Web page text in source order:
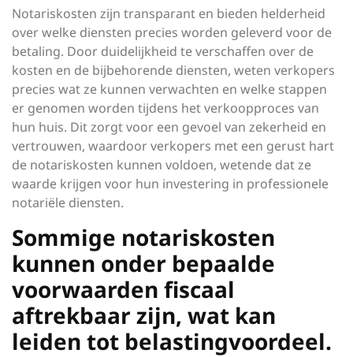
Notariskosten zijn transparant en bieden helderheid
over welke diensten precies worden geleverd voor de
betaling. Door duidelijkheid te verschaffen over de
kosten en de bijbehorende diensten, weten verkopers
precies wat ze kunnen verwachten en welke stappen
er genomen worden tijdens het verkoopproces van
hun huis. Dit zorgt voor een gevoel van zekerheid en
vertrouwen, waardoor verkopers met een gerust hart
de notariskosten kunnen voldoen, wetende dat ze
waarde krijgen voor hun investering in professionele
notariële diensten.
Sommige notariskosten
kunnen onder bepaalde
voorwaarden fiscaal
aftrekbaar zijn, wat kan
leiden tot belastingvoordeel.